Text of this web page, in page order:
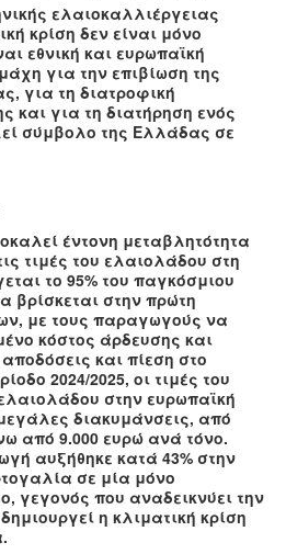
ελαιοκαλλιέργειας
κρίση δεν είναι μόνο
εθνική και ευρωπαϊκή
για την επιβίωση της
για τη διατροφική
και για τη διατήρηση ενός
σύμβολο της Ελλάδας σε
έντονη μεταβλητότητα
τιμές του ελαιολάδου στη
το 95% του παγκόσμιου
στην πρώτη
με τους παραγωγούς να
κόστος άρδευσης και
και πίεση στο
2024/2025, οι τιμές του
στην ευρωπαϊκή
διακυμάνσεις, από
από 9.000 ευρώ ανά τόνο.
αυξήθηκε κατά 43% στην
σε μία μόνο
γεγονός που αναδεικνύει την
η κλιματική κρίση